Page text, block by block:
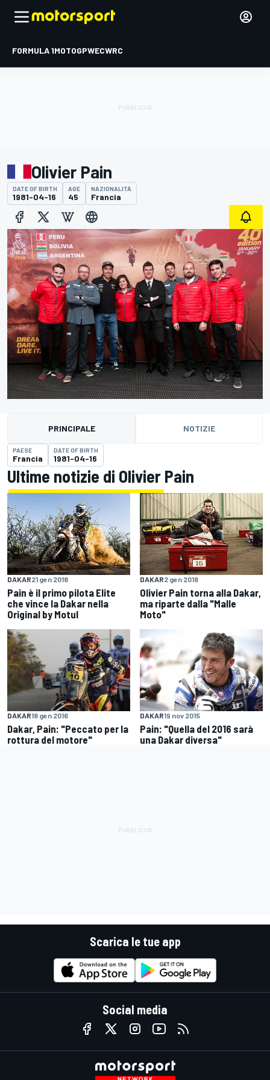
FORMULA 1MOTOGPWECWRC
Olivier Pain
DATE OF BIRTH
1981-04-16
AGE
45
NAZIONALITÀ
Francia
PRINCIPALE NOTIZIE
PAESE
Francia
DATE OF BIRTH
1981-04-16
Ultime notizie di Olivier Pain
DAKAR21 gen 2018
Pain è il primo pilota Elite
che vince la Dakar nella
Original by Motul
DAKAR2 gen 2018
Olivier Pain torna alla Dakar,
ma riparte dalla "Malle
Moto"
DAKAR18 gen 2016
Dakar, Pain: "Peccato per la
rottura del motore"
DAKAR19 nov 2015
Pain: "Quella del 2016 sarà
una Dakar diversa"
Scarica le tue app
Social media